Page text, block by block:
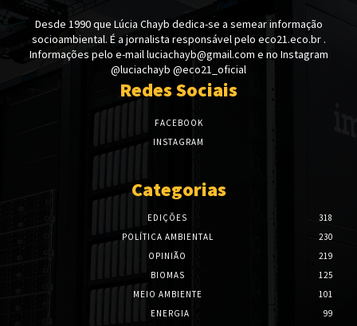
Desde 1990 que Lúcia Chayb dedica-se a semear informação
socioambiental. É a jornalista responsável pelo eco21.eco.br .
Informações pelo e-mail luciachayb@gmail.com e no Instagram
@luciachayb @eco21_oficial
Redes Sociais
FACEBOOK
INSTAGRAM
Categorias
EDIÇÕES
318
POLÍTICA AMBIENTAL
230
OPINIÃO
219
BIOMAS
125
MEIO AMBIENTE
101
ENERGIA
99